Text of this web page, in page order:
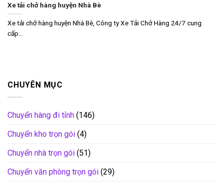
Xe tải chở hàng huyện Nhà Bè
Xe tải chở hàng huyện Nhà Bè, Công ty Xe Tải Chở Hàng 24/7 cung
cấp...
CHUYÊN MỤC
Chuyển hàng đi tỉnh (146)
Chuyển kho trọn gói (4)
Chuyển nhà trọn gói (51)
Chuyển văn phòng trọn gói (29)